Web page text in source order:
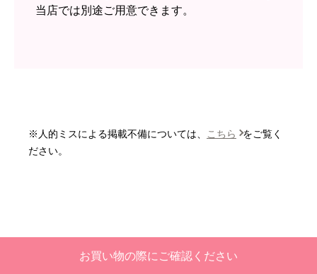
予定の期日までに商品が届きましたか？
【注文からどのくらいで届きましたか？】
二週間ほどです。
当店では別途ご用意できます。
※人的ミスによる掲載不備については、 こちら
をご覧く
ださい。
お買い物の際にご確認ください